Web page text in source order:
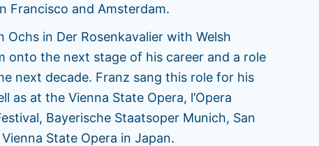
Francisco and Amsterdam.
in Der Rosenkavalier with Welsh
onto the next stage of his career and a role
next decade. Franz sang this role for his
at the Vienna State Opera, l’Opera
Bayerische Staatsoper Munich, San
State Opera in Japan.